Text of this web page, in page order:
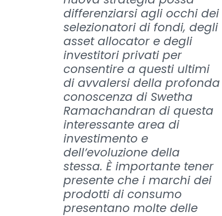
differenziarsi agli occhi dei
selezionatori di fondi, degli
asset allocator e degli
investitori privati per
consentire a questi ultimi
di avvalersi della profonda
conoscenza di Swetha
Ramachandran di questa
interessante area di
investimento e
dell’evoluzione della
stessa. È importante tener
presente che i marchi dei
prodotti di consumo
presentano molte delle